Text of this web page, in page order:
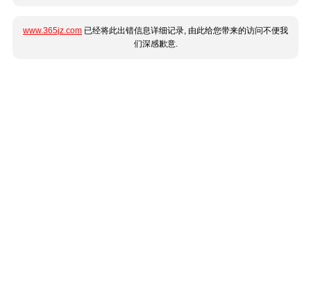
www.365jz.com 已经将此出错信息详细记录, 由此给您带来的访问不便我
们深感歉意.